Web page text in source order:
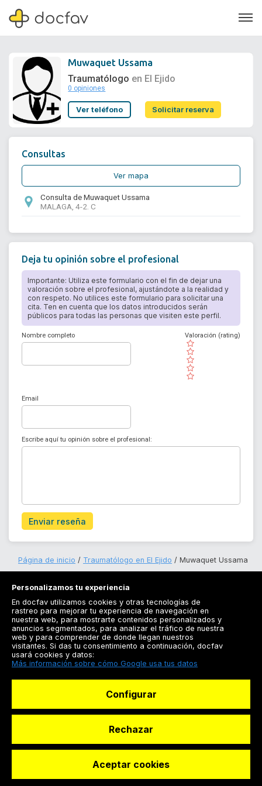
Soporte
Muwaquet Ussama
Traumatólogo en El Ejido
0 opiniones
Ver teléfono Solicitar reserva
Solicitar reserva
Consultas
Ver mapa
Consulta de Muwaquet Ussama
MALAGA, 4-2. C
Deja tu opinión sobre el profesional
Importante: Utiliza este formulario con el fin de dejar una
valoración sobre el profesional, ajustándote a la realidad y
con respeto. No utilices este formulario para solicitar una
cita. Ten en cuenta que los datos introducidos serán
públicos para todas las personas que visiten este perfil.
Nombre completo
( )
( )
( )
( )
( )
Valoración (rating)
Email
Escribe aquí tu opinión sobre el profesional:
Enviar reseña
Página de inicio Traumatólogo en El Ejido Muwaquet Ussama
Registrarse
Docfav
© Dashboard Technologies S.L
Personalizamos tu experiencia
En docfav utilizamos cookies y otras tecnologías de
rastreo para mejorar tu experiencia de navegación en
nuestra web, para mostrarte contenidos personalizados y
anuncios segmentados, para analizar el tráfico de nuestra
web y para comprender de donde llegan nuestros
visitantes. Si das tu consentimiento a continuación, docfav
usará cookies y datos:
Más información sobre cómo Google usa tus datos
Configurar
Rechazar
Aceptar cookies